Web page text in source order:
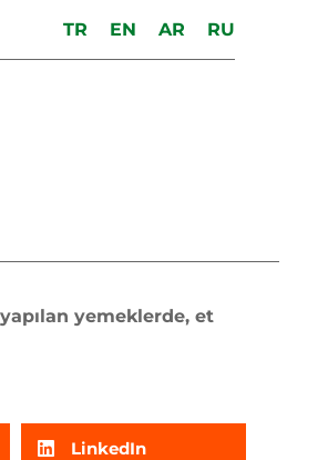
TR EN AR RU
yemeklerde, et
LinkedIn